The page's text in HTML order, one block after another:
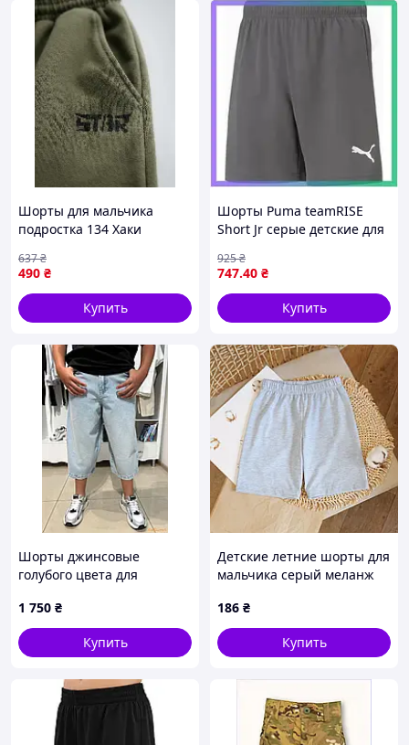
Шорты для мальчика
подростка 134 Хаки
490 ₴
637₴
Купить
Шорты Puma teamRISE
Short Jr серые детские для
эластичным поясом и
технологией DryCEL
SKU_704943-13
747.40 ₴
925₴
Купить
Шорты джинсовые
голубого цвета для
Young
1 750 ₴
Купить
Детские летние шорты для
мальчика серый меланж
186 ₴
Купить